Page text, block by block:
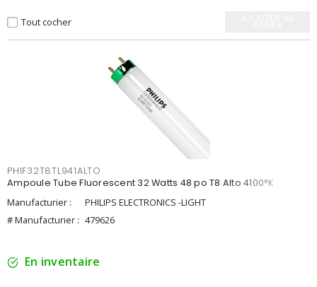
Tout cocher
PHIF32T8TL941ALTO
Ampoule Tube Fluorescent 32 Watts 48 po T8 Alto 4100°K
Manufacturier :
PHILIPS ELECTRONICS -LIGHT
# Manufacturier : 479626
En inventaire